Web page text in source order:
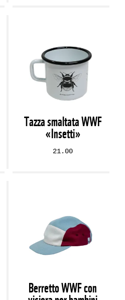
Tazza smaltata WWF
«Insetti»
21.00
Berretto WWF con